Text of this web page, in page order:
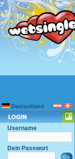
Deutschland
Username
Dein Passwort